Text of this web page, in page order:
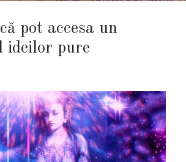
pot accesa un
ideilor pure